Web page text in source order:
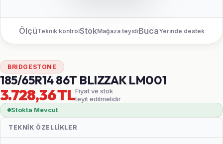
ÖlçüTeknik kontrolStokMağaza teyidiBucaYerinde destek
BRIDGESTONE
185/65R14 86T BLIZZAK LM001
3.728,36 TLFiyat ve stok
teyit edilmelidir
Stokta Mevcut
TEKNIK ÖZELLIKLER